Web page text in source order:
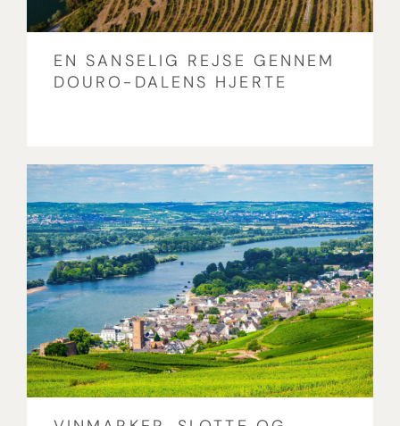
EN SANSELIG REJSE GENNEM
DOURO-DALENS HJERTE